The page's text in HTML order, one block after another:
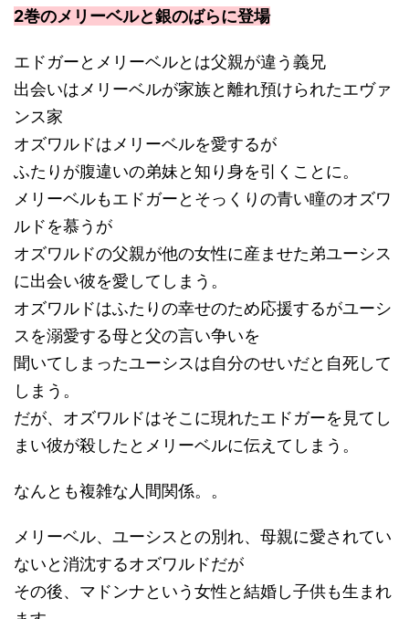
2巻のメリーベルと銀のばらに登場
エドガーとメリーベルとは父親が違う義兄
出会いはメリーベルが家族と離れ預けられたエヴァ
ンス家
オズワルドはメリーベルを愛するが
ふたりが腹違いの弟妹と知り身を引くことに。
メリーベルもエドガーとそっくりの青い瞳のオズワ
ルドを慕うが
オズワルドの父親が他の女性に産ませた弟ユーシス
に出会い彼を愛してしまう。
オズワルドはふたりの幸せのため応援するがユーシ
スを溺愛する母と父の言い争いを
聞いてしまったユーシスは自分のせいだと自死して
しまう。
だが、オズワルドはそこに現れたエドガーを見てし
まい彼が殺したとメリーベルに伝えてしまう。
なんとも複雑な人間関係。。
メリーベル、ユーシスとの別れ、母親に愛されてい
ないと消沈するオズワルドだが
その後、マドンナという女性と結婚し子供も生まれ